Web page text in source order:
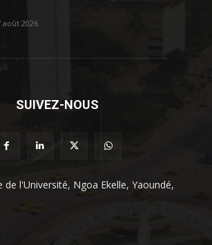
août 2026
SUIVEZ-NOUS
de l'Université, Ngoa Ekelle, Yaoundé,